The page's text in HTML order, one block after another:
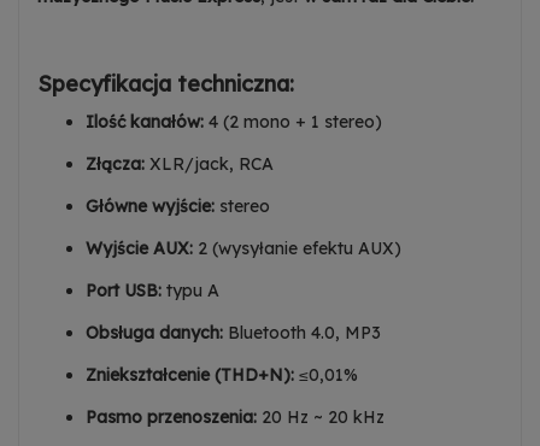
Specyfikacja techniczna:
Ilość kanałów: 4 (2 mono + 1 stereo)
Złącza: XLR/jack, RCA
Główne wyjście: stereo
Wyjście AUX: 2 (wysyłanie efektu AUX)
Port USB: typu A
Obsługa danych: Bluetooth 4.0, MP3
Zniekształcenie (THD+N): ≤0,01%
Pasmo przenoszenia: 20 Hz ~ 20 kHz